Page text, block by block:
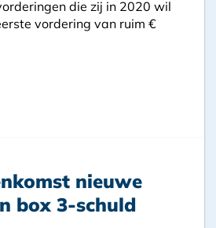
die zij in 2020 wil
vordering van ruim €
nieuwe
box 3-schuld